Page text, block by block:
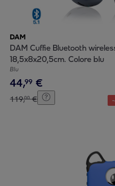
DAM
DAM Cuffie Bluetooth
18,5x8x20,5cm. Colore blu
Blu
44,99 €
119,00 € -